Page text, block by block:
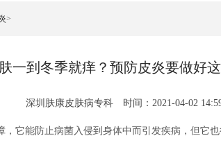
>
一到冬季就痒？预防皮炎要做好这
深圳肤康皮肤病专科 时间：2021-04-02
，它能防止病菌入侵到身体中而引发疾病，但它